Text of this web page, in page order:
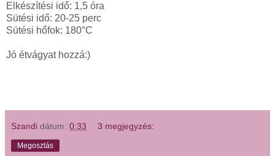
Elkészítési idő: 1,5 óra
Sütési idő: 20-25 perc
Sütési hőfok: 180°C
Jó étvágyat hozzá:)
Szandi dátum: 0:33 3 megjegyzés:
Megosztás